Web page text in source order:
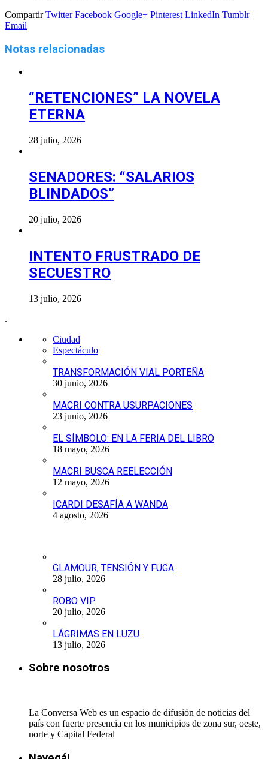
Compartir Twitter Facebook Google+ Pinterest LinkedIn Tumblr
Email
Notas relacionadas
“RETENCIONES” LA NOVELA
ETERNA
28 julio, 2026
SENADORES: “SALARIOS
BLINDADOS”
20 julio, 2026
INTENTO FRUSTRADO DE
SECUESTRO
13 julio, 2026
.
Ciudad
Espectáculo
TRANSFORMACIÓN VIAL PORTEÑA
30 junio, 2026
MACRI CONTRA USURPACIONES
23 junio, 2026
EL SÍMBOLO: EN LA FERIA DEL LIBRO
18 mayo, 2026
MACRI BUSCA REELECCIÓN
12 mayo, 2026
ICARDI DESAFÍA A WANDA
4 agosto, 2026
GLAMOUR, TENSIÓN Y FUGA
28 julio, 2026
ROBO VIP
20 julio, 2026
LÁGRIMAS EN LUZU
13 julio, 2026
Sobre nosotros
La Conversa Web es un espacio de difusión de noticias del
país con fuerte presencia en los municipios de zona sur, oeste,
norte y Capital Federal